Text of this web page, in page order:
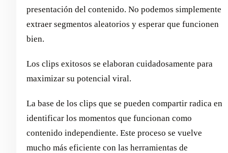
presentación del contenido. No podemos simplemente
extraer segmentos aleatorios y esperar que funcionen
bien.
Los clips exitosos se elaboran cuidadosamente para
maximizar su potencial viral.
La base de los clips que se pueden compartir radica en
identificar los momentos que funcionan como
contenido independiente. Este proceso se vuelve
mucho más eficiente con las herramientas de